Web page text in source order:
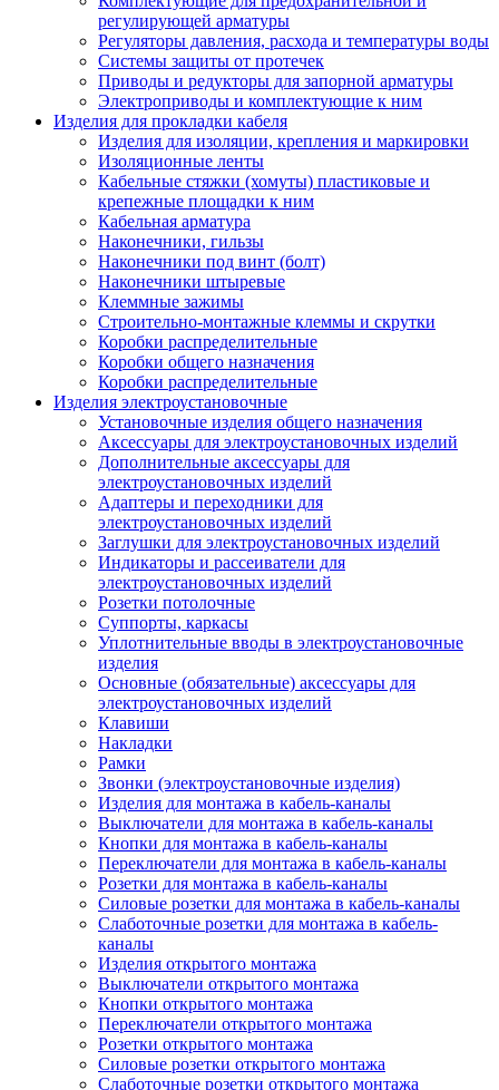
регулирующей арматуры
Регуляторы давления, расхода и температуры воды
Системы защиты от протечек
Приводы и редукторы для запорной арматуры
Электроприводы и комплектующие к ним
Изделия для прокладки кабеля
Изделия для изоляции, крепления и маркировки
Изоляционные ленты
Кабельные стяжки (хомуты) пластиковые и
крепежные площадки к ним
Кабельная арматура
Наконечники, гильзы
Наконечники под винт (болт)
Наконечники штыревые
Клеммные зажимы
Строительно-монтажные клеммы и скрутки
Коробки распределительные
Коробки общего назначения
Коробки распределительные
Изделия электроустановочные
Установочные изделия общего назначения
Аксессуары для электроустановочных изделий
Дополнительные аксессуары для
электроустановочных изделий
Адаптеры и переходники для
электроустановочных изделий
Заглушки для электроустановочных изделий
Индикаторы и рассеиватели для
электроустановочных изделий
Розетки потолочные
Суппорты, каркасы
Уплотнительные вводы в электроустановочные
изделия
Основные (обязательные) аксессуары для
электроустановочных изделий
Клавиши
Накладки
Рамки
Звонки (электроустановочные изделия)
Изделия для монтажа в кабель-каналы
Выключатели для монтажа в кабель-каналы
Кнопки для монтажа в кабель-каналы
Переключатели для монтажа в кабель-каналы
Розетки для монтажа в кабель-каналы
Силовые розетки для монтажа в кабель-каналы
Слаботочные розетки для монтажа в кабель-
каналы
Изделия открытого монтажа
Выключатели открытого монтажа
Кнопки открытого монтажа
Переключатели открытого монтажа
Розетки открытого монтажа
Силовые розетки открытого монтажа
Слаботочные розетки открытого монтажа